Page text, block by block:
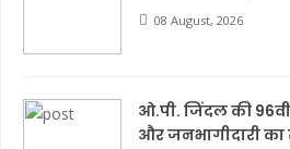
08 August, 2026
ओ.पी. जिंदल की
और जनभागीदारी का